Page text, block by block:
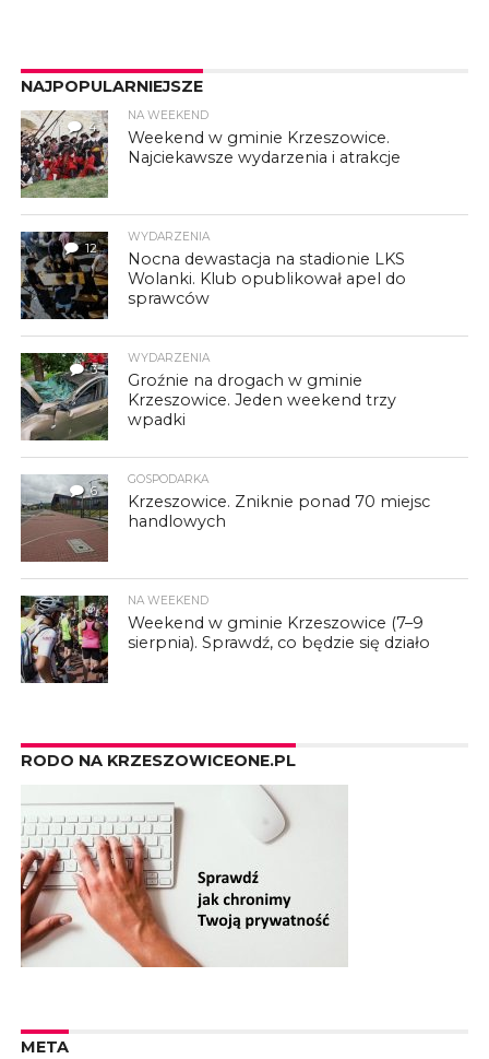
NAJPOPULARNIEJSZE
4
NA WEEKEND
Weekend w gminie Krzeszowice.
Najciekawsze wydarzenia i atrakcje
12
WYDARZENIA
Nocna dewastacja na stadionie LKS
Wolanki. Klub opublikował apel do
sprawców
3
WYDARZENIA
Groźnie na drogach w gminie
Krzeszowice. Jeden weekend trzy
wpadki
6
GOSPODARKA
Krzeszowice. Zniknie ponad 70 miejsc
handlowych
NA WEEKEND
Weekend w gminie Krzeszowice (7–9
sierpnia). Sprawdź, co będzie się działo
RODO NA KRZESZOWICEONE.PL
META